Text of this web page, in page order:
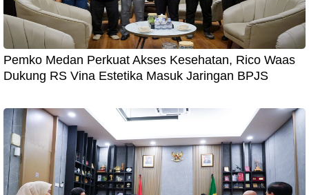
Pemko Medan Perkuat Akses Kesehatan, Rico Waas
Dukung RS Vina Estetika Masuk Jaringan BPJS